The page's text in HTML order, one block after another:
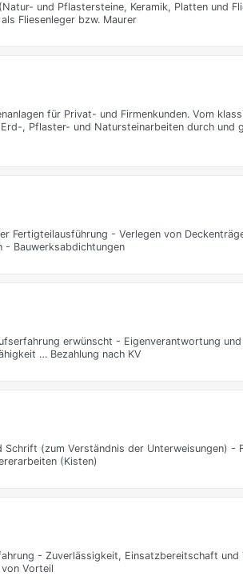
und Pflastersteine, Keramik, Platten und
Fliesenleger bzw. Maurer
für Privat- und Firmenkunden. Vom
, Pflaster- und Natursteinarbeiten durch und
Fertigteilausführung - Verlegen von
- Bauwerksabdichtungen
erwünscht - Eigenverantwortung
… Bezahlung nach KV
(zum Verständnis der Unterweisungen) -
(Kisten)
- Zuverlässigkeit, Einsatzbereitschaft
Vorteil